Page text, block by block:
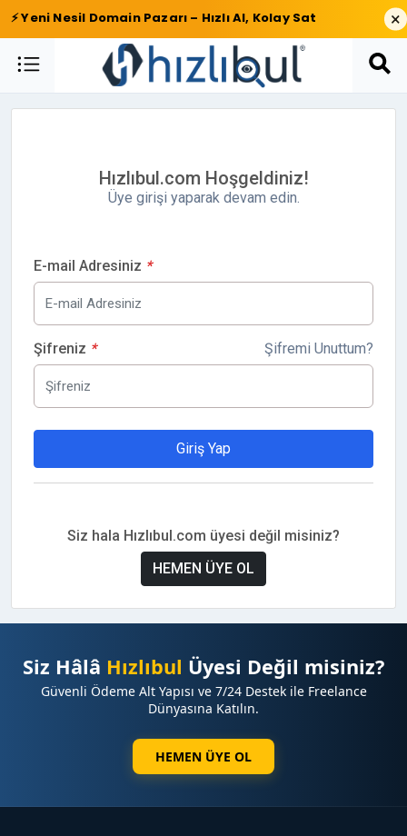
⚡ Yeni Nesil Domain Pazarı – Hızlı Al, Kolay Sat ×
Hızlıbul.com Hoşgeldiniz!
Üye girişi yaparak devam edin.
E-mail Adresiniz *
Şifremi Unuttum?
Şifreniz *
Giriş Yap
Siz hala Hızlıbul.com üyesi değil misiniz?
HEMEN ÜYE OL
Siz Hâlâ Hızlıbul Üyesi Değil misiniz?
Güvenli Ödeme Alt Yapısı ve 7/24 Destek ile Freelance
Dünyasına Katılın.
HEMEN ÜYE OL